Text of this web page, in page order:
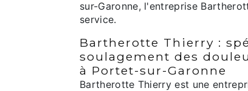
sur-Garonne, l'entreprise
service.
Bartherotte Thierry :
soulagement des
à Portet-sur-Garonne
Bartherotte Thierry est une